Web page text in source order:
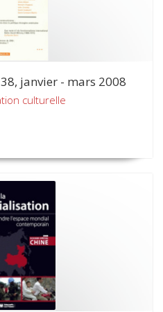
janvier - mars 2008
culturelle